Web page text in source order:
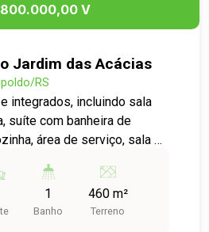
V
Jardim das Acácias
RS
integrados, incluindo sala
suíte com banheira de
área de serviço, sala de
em um bairro
conforto e qualidade de
de conhecer sua futura
1
Banho
460 m²
Terreno